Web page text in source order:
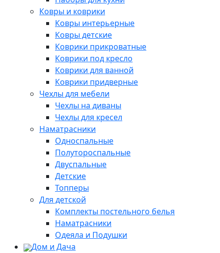
Ковры и коврики
Ковры интерьерные
Ковры детские
Коврики прикроватные
Коврики под кресло
Коврики для ванной
Коврики придверные
Чехлы для мебели
Чехлы на диваны
Чехлы для кресел
Наматрасники
Односпальные
Полутороспальные
Двуспальные
Детские
Топперы
Для детской
Комплекты постельного белья
Наматрасники
Одеяла и Подушки
Дом и Дача